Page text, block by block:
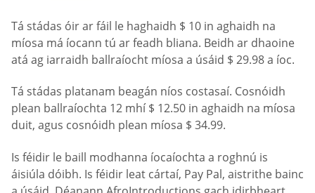
Tá stádas óir ar fáil le haghaidh $ 10 in aghaidh na
míosa má íocann tú ar feadh bliana. Beidh ar dhaoine
atá ag iarraidh ballraíocht míosa a úsáid $ 29.98 a íoc.
Tá stádas platanam beagán níos costasaí. Cosnóidh
plean ballraíochta 12 mhí $ 12.50 in aghaidh na míosa
duit, agus cosnóidh plean míosa $ 34.99.
Is féidir le baill modhanna íocaíochta a roghnú is
áisiúla dóibh. Is féidir leat cártaí, Pay Pal, aistrithe bainc